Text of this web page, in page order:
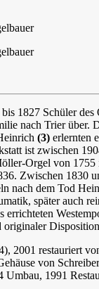
1827 Schüler
nach Trier über.
(3) erlernten
ist zwischen
Orgel von
Zwischen 1830
nach dem Tod
später auch
restauriert
von
1991